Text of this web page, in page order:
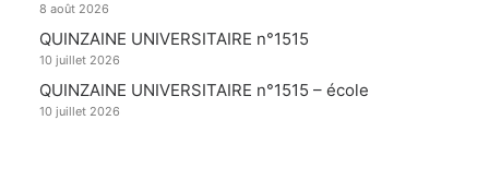
8 août 2026
QUINZAINE UNIVERSITAIRE n°1515
10 juillet 2026
QUINZAINE UNIVERSITAIRE n°1515 – école
10 juillet 2026